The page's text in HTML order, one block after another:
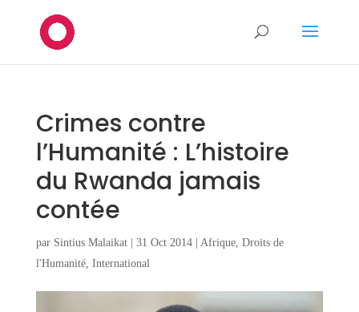
Crimes contre
l’Humanité : L’histoire
du Rwanda jamais
contée
par Sintius Malaikat| 31 Oct 2014| Afrique, Droits de
l'Humanité, International